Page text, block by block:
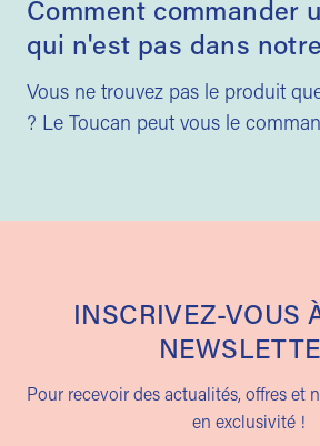
Comment commander
qui n'est pas dans
Vous ne trouvez pas le produit
? Le Toucan peut vous le
INSCRIVEZ-VOUS
Pour recevoir des actualités, offres et
en exclusivité !